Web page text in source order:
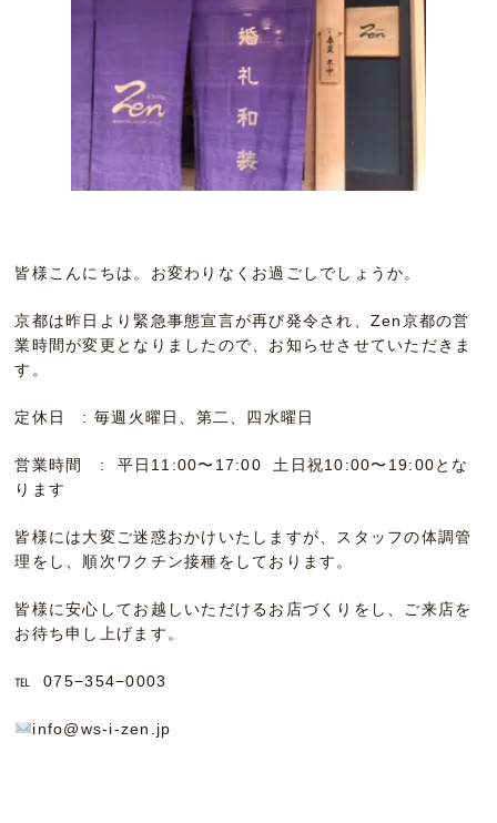
皆様こんにちは。お変わりなくお過ごしでしょうか。
京都は昨日より緊急事態宣言が再び発令され、Zen京都の営
業時間が変更となりましたので、お知らせさせていただきま
す。
定休日 : 毎週火曜日、第二、四水曜日
営業時間 : 平日11:00〜17:00 土日祝10:00〜19:00とな
ります
皆様には大変ご迷惑おかけいたしますが、スタッフの体調管
理をし、順次ワクチン接種をしております。
皆様に安心してお越しいただけるお店づくりをし、ご来店を
お待ち申し上げます。
℡ 075−354−0003
info@ws-i-zen.jp